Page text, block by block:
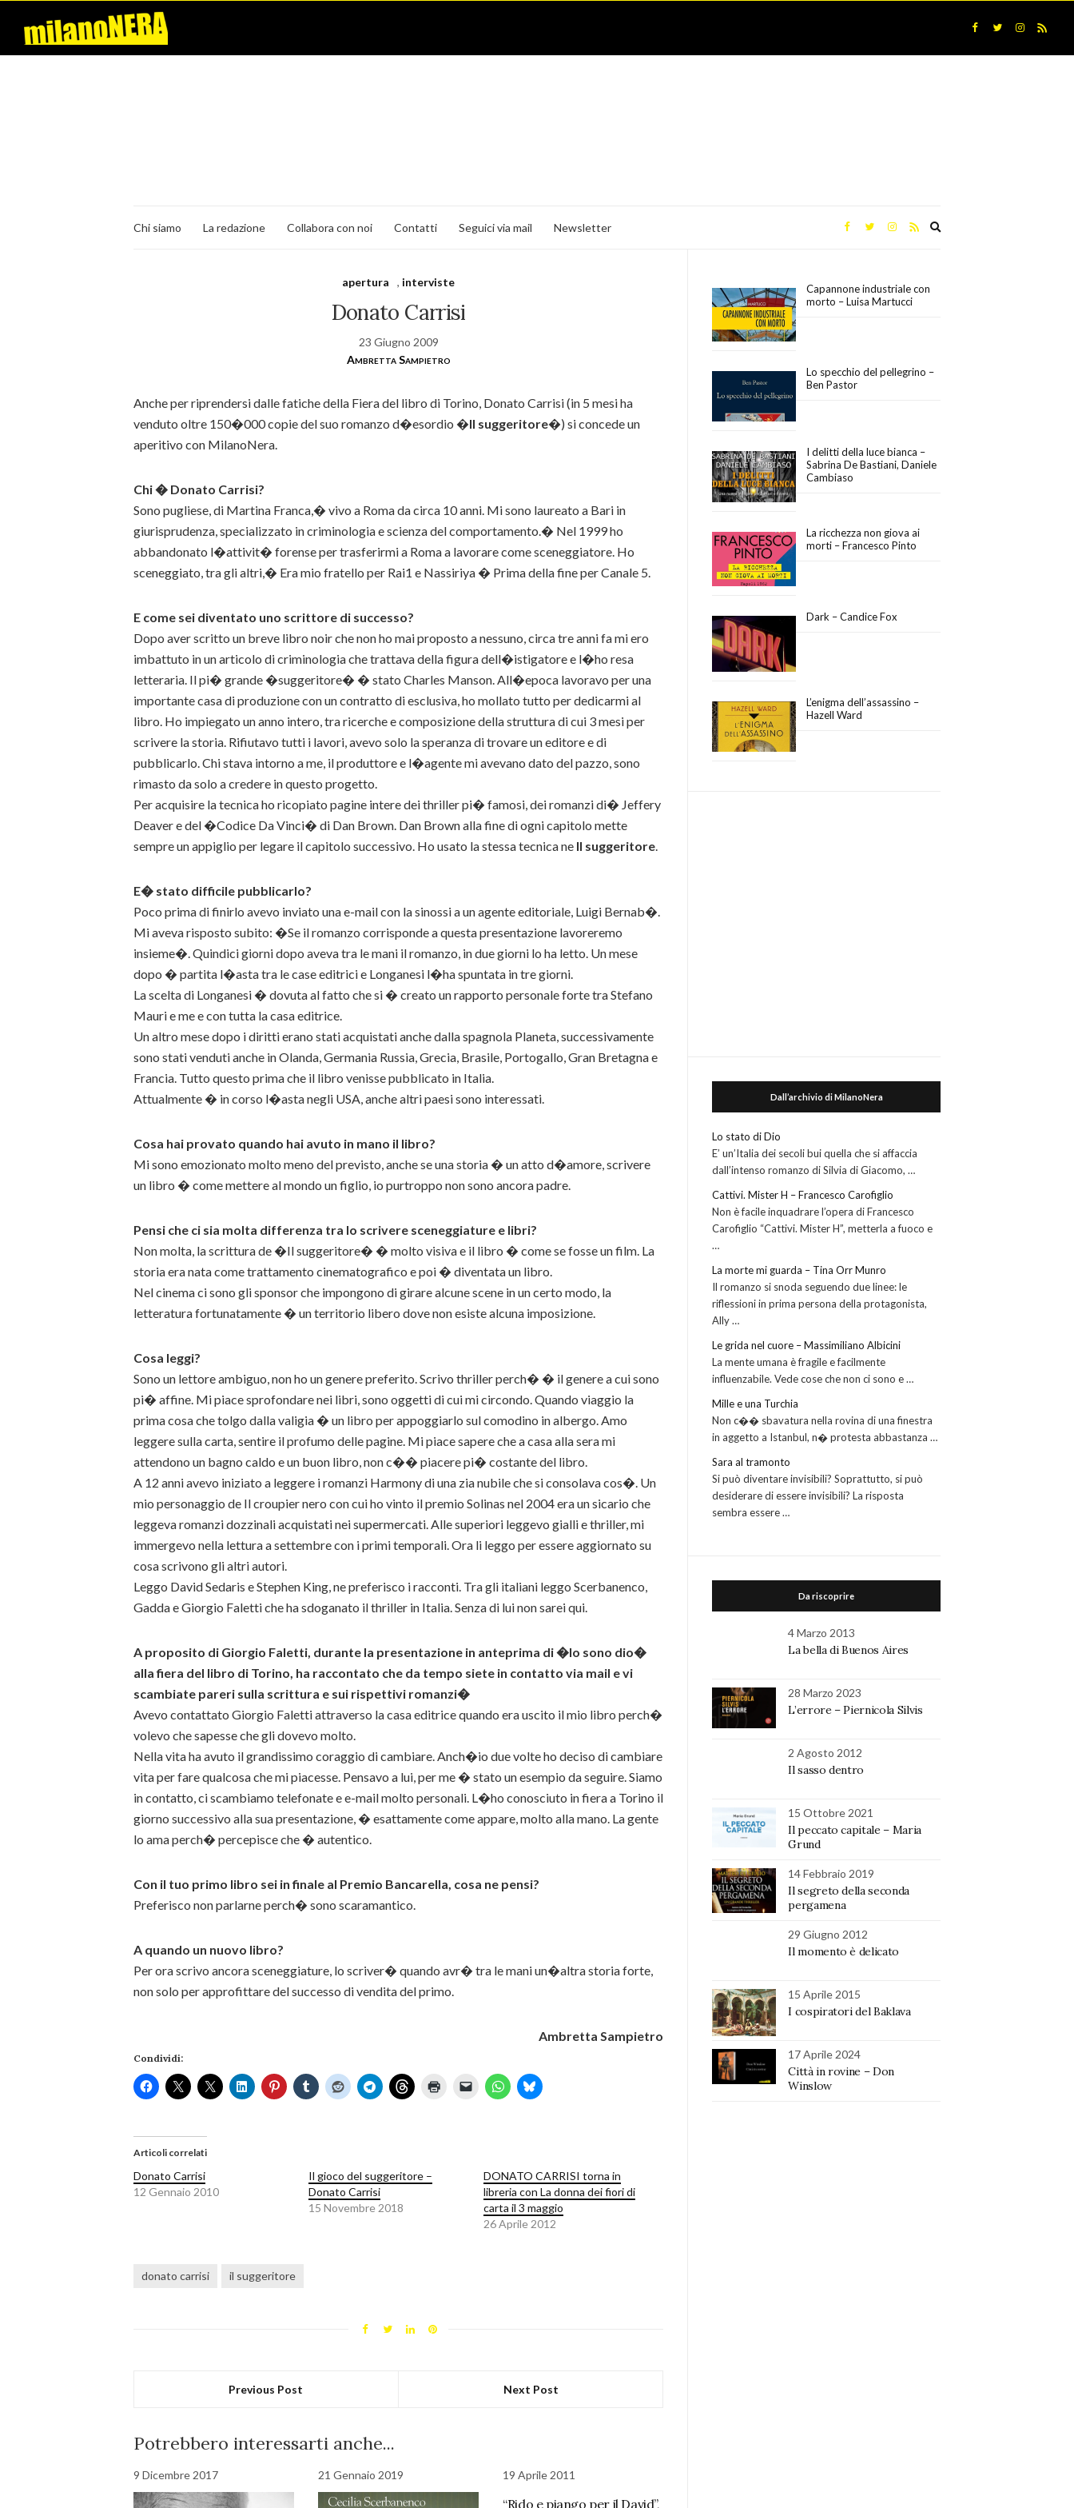
Chi siamo La redazione Collabora con noi Contatti Seguici via mail Newsletter
apertura , interviste
Donato Carrisi
23 Giugno 2009
Ambretta Sampietro
Anche per riprendersi dalle fatiche della Fiera del libro di Torino, Donato Carrisi (in 5 mesi ha
venduto oltre 150�000 copie del suo romanzo d�esordio �Il suggeritore�) si concede un
aperitivo con MilanoNera.
Chi � Donato Carrisi?
Sono pugliese, di Martina Franca,� vivo a Roma da circa 10 anni. Mi sono laureato a Bari in
giurisprudenza, specializzato in criminologia e scienza del comportamento.� Nel 1999 ho
abbandonato l�attivit� forense per trasferirmi a Roma a lavorare come sceneggiatore. Ho
sceneggiato, tra gli altri,� Era mio fratello per Rai1 e Nassiriya � Prima della fine per Canale 5.
E come sei diventato uno scrittore di successo?
Dopo aver scritto un breve libro noir che non ho mai proposto a nessuno, circa tre anni fa mi ero
imbattuto in un articolo di criminologia che trattava della figura dell�istigatore e l�ho resa
letteraria. Il pi� grande �suggeritore� � stato Charles Manson. All�epoca lavoravo per una
importante casa di produzione con un contratto di esclusiva, ho mollato tutto per dedicarmi al
libro. Ho impiegato un anno intero, tra ricerche e composizione della struttura di cui 3 mesi per
scrivere la storia. Rifiutavo tutti i lavori, avevo solo la speranza di trovare un editore e di
pubblicarlo. Chi stava intorno a me, il produttore e l�agente mi avevano dato del pazzo, sono
rimasto da solo a credere in questo progetto.
Per acquisire la tecnica ho ricopiato pagine intere dei thriller pi� famosi, dei romanzi di� Jeffery
Deaver e del �Codice Da Vinci� di Dan Brown. Dan Brown alla fine di ogni capitolo mette
sempre un appiglio per legare il capitolo successivo. Ho usato la stessa tecnica ne Il suggeritore.
E� stato difficile pubblicarlo?
Poco prima di finirlo avevo inviato una e-mail con la sinossi a un agente editoriale, Luigi Bernab�.
Mi aveva risposto subito: �Se il romanzo corrisponde a questa presentazione lavoreremo
insieme�. Quindici giorni dopo aveva tra le mani il romanzo, in due giorni lo ha letto. Un mese
dopo � partita l�asta tra le case editrici e Longanesi l�ha spuntata in tre giorni.
La scelta di Longanesi � dovuta al fatto che si � creato un rapporto personale forte tra Stefano
Mauri e me e con tutta la casa editrice.
Un altro mese dopo i diritti erano stati acquistati anche dalla spagnola Planeta, successivamente
sono stati venduti anche in Olanda, Germania Russia, Grecia, Brasile, Portogallo, Gran Bretagna e
Francia. Tutto questo prima che il libro venisse pubblicato in Italia.
Attualmente � in corso l�asta negli USA, anche altri paesi sono interessati.
Cosa hai provato quando hai avuto in mano il libro?
Mi sono emozionato molto meno del previsto, anche se una storia � un atto d�amore, scrivere
un libro � come mettere al mondo un figlio, io purtroppo non sono ancora padre.
Pensi che ci sia molta differenza tra lo scrivere sceneggiature e libri?
Non molta, la scrittura de �Il suggeritore� � molto visiva e il libro � come se fosse un film. La
storia era nata come trattamento cinematografico e poi � diventata un libro.
Nel cinema ci sono gli sponsor che impongono di girare alcune scene in un certo modo, la
letteratura fortunatamente � un territorio libero dove non esiste alcuna imposizione.
Cosa leggi?
Sono un lettore ambiguo, non ho un genere preferito. Scrivo thriller perch� � il genere a cui sono
pi� affine. Mi piace sprofondare nei libri, sono oggetti di cui mi circondo. Quando viaggio la
prima cosa che tolgo dalla valigia � un libro per appoggiarlo sul comodino in albergo. Amo
leggere sulla carta, sentire il profumo delle pagine. Mi piace sapere che a casa alla sera mi
attendono un bagno caldo e un buon libro, non c�� piacere pi� costante del libro.
A 12 anni avevo iniziato a leggere i romanzi Harmony di una zia nubile che si consolava cos�. Un
mio personaggio de Il croupier nero con cui ho vinto il premio Solinas nel 2004 era un sicario che
leggeva romanzi dozzinali acquistati nei supermercati. Alle superiori leggevo gialli e thriller, mi
immergevo nella lettura a settembre con i primi temporali. Ora li leggo per essere aggiornato su
cosa scrivono gli altri autori.
Leggo David Sedaris e Stephen King, ne preferisco i racconti. Tra gli italiani leggo Scerbanenco,
Gadda e Giorgio Faletti che ha sdoganato il thriller in Italia. Senza di lui non sarei qui.
A proposito di Giorgio Faletti, durante la presentazione in anteprima di �Io sono dio�
alla fiera del libro di Torino, ha raccontato che da tempo siete in contatto via mail e vi
scambiate pareri sulla scrittura e sui rispettivi romanzi�
Avevo contattato Giorgio Faletti attraverso la casa editrice quando era uscito il mio libro perch�
volevo che sapesse che gli dovevo molto.
Nella vita ha avuto il grandissimo coraggio di cambiare. Anch�io due volte ho deciso di cambiare
vita per fare qualcosa che mi piacesse. Pensavo a lui, per me � stato un esempio da seguire. Siamo
in contatto, ci scambiamo telefonate e e-mail molto personali. L�ho conosciuto in fiera a Torino il
giorno successivo alla sua presentazione, � esattamente come appare, molto alla mano. La gente
lo ama perch� percepisce che � autentico.
Con il tuo primo libro sei in finale al Premio Bancarella, cosa ne pensi?
Preferisco non parlarne perch� sono scaramantico.
A quando un nuovo libro?
Per ora scrivo ancora sceneggiature, lo scriver� quando avr� tra le mani un�altra storia forte,
non solo per approfittare del successo di vendita del primo.
Ambretta Sampietro
Condividi:
Articoli correlati
Donato Carrisi
12 Gennaio 2010
Il gioco del suggeritore –
Donato Carrisi
15 Novembre 2018
DONATO CARRISI torna in
libreria con La donna dei fiori di
carta il 3 maggio
26 Aprile 2012
donato carrisi il suggeritore
Previous Post Next Post
Potrebbero interessarti anche...
9 Dicembre 2017 21 Gennaio 2019 19 Aprile 2011
“Rido e piango per il David”,
Capannone industriale con
morto – Luisa Martucci
Lo specchio del pellegrino –
Ben Pastor
I delitti della luce bianca –
Sabrina De Bastiani, Daniele
Cambiaso
La ricchezza non giova ai
morti – Francesco Pinto
Dark – Candice Fox
L’enigma dell’assassino –
Hazell Ward
Dall’archivio di MilanoNera
Lo stato di Dio
E’ un’Italia dei secoli bui quella che si affaccia
dall’intenso romanzo di Silvia di Giacomo, …
Cattivi. Mister H – Francesco Carofiglio
Non è facile inquadrare l’opera di Francesco
Carofiglio “Cattivi. Mister H”, metterla a fuoco e
…
La morte mi guarda – Tina Orr Munro
Il romanzo si snoda seguendo due linee: le
riflessioni in prima persona della protagonista,
Ally …
Le grida nel cuore – Massimiliano Albicini
La mente umana è fragile e facilmente
influenzabile. Vede cose che non ci sono e …
Mille e una Turchia
Non c�� sbavatura nella rovina di una finestra
in aggetto a Istanbul, n� protesta abbastanza …
Sara al tramonto
Si può diventare invisibili? Soprattutto, si può
desiderare di essere invisibili? La risposta
sembra essere …
Da riscoprire
4 Marzo 2013
La bella di Buenos Aires
28 Marzo 2023
L’errore – Piernicola Silvis
2 Agosto 2012
Il sasso dentro
15 Ottobre 2021
Il peccato capitale – Maria
Grund
14 Febbraio 2019
Il segreto della seconda
pergamena
29 Giugno 2012
Il momento è delicato
15 Aprile 2015
I cospiratori del Baklava
17 Aprile 2024
Città in rovine – Don
Winslow